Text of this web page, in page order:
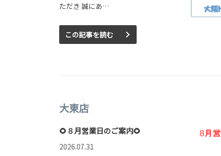
ただき 誠にあ…
この記事を読む
大東店
🌻８月営業日のご案内🌻
2026.07.31